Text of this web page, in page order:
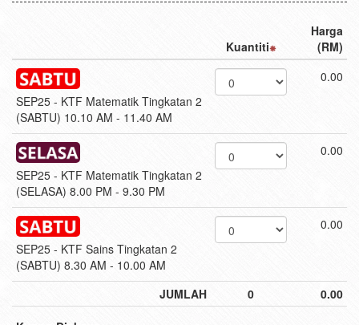
Kuantiti
Harga
(RM)
SEP25 - KTF Matematik Tingkatan 2
(SABTU) 10.10 AM - 11.40 AM
0.00
SEP25 - KTF Matematik Tingkatan 2
(SELASA) 8.00 PM - 9.30 PM
0.00
SEP25 - KTF Sains Tingkatan 2
(SABTU) 8.30 AM - 10.00 AM
0.00
JUMLAH 0 0.00